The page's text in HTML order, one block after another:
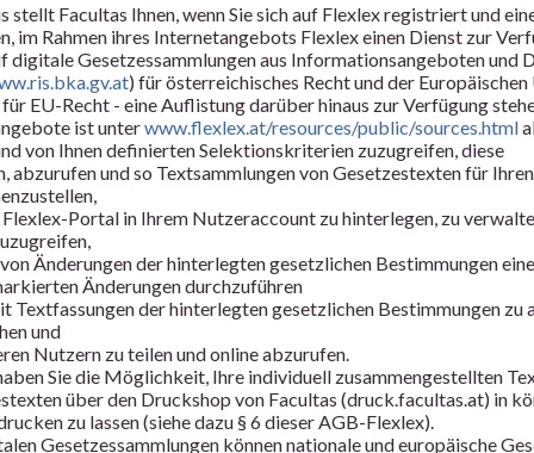
stellt Facultas Ihnen, wenn Sie sich auf Flexlex registriert und
im Rahmen ihres Internetangebots Flexlex einen Dienst zur
digitale Gesetzessammlungen aus Informationsangeboten und
) für österreichisches Recht und der Europäischen
für EU-Recht - eine Auflistung darüber hinaus zur Verfügung
ist unterwww.flexlex.at/resources/public/sources.html
von Ihnen definierten Selektionskriterien zuzugreifen, diese
abzurufen und so Textsammlungen von Gesetzestexten für
Portal in Ihrem Nutzeraccount zu hinterlegen, zu
Änderungen der hinterlegten gesetzlichen Bestimmungen
Änderungen durchzuführen
Textfassungen der hinterlegten gesetzlichen Bestimmungen zu
und
Nutzern zu teilen und online abzurufen.
Sie die Möglichkeit, Ihre individuell zusammengestellten
über den Druckshop von Facultas (druck.facultas.at) in
zu lassen (siehe dazu § 6 dieser AGB-Flexlex).
Gesetzessammlungen können nationale und europäische